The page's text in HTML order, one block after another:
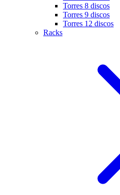
Torres 8 discos
Torres 9 discos
Torres 12 discos
Racks